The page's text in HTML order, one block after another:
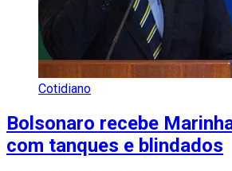
Cotidiano
Bolsonaro recebe
com tanques e blindados